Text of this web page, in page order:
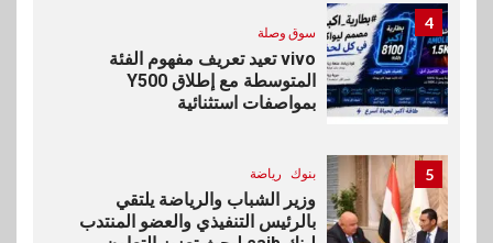
4
سوق وصلة
vivo تعيد تعريف مفهوم الفئة
المتوسطة مع إطلاق Y500
بمواصفات استثنائية
5 بنوك رياضة
وزير الشباب والرياضة يلتقي
بالرئيس التنفيذي والعضو المنتدب